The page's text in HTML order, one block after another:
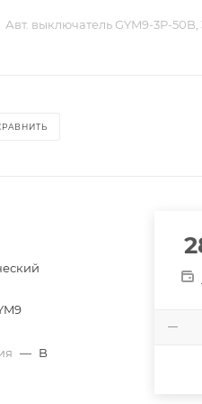
Авт. выключатель GYM9-3P-50B,
— B